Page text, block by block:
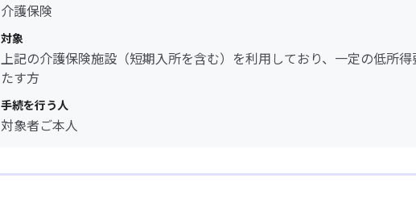
介護保険
対象
上記の介護保険施設（短期入所を含む）を利用しており、一定の低所得
たす方
手続を行う人
対象者ご本人